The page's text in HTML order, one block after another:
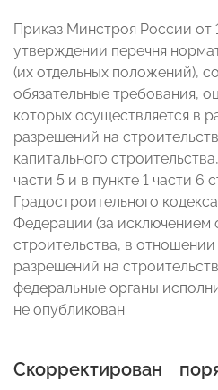
Приказ Минстроя России
утверждении перечня
(их отдельных положений),
обязательные требования,
которых осуществляется в
разрешений на
капитального
части 5 и в пункте 1 части 6
Градостроительного
Федерации (за исключением
строительства, в
разрешений на
федеральные органы
не опубликован.
Скорректирован